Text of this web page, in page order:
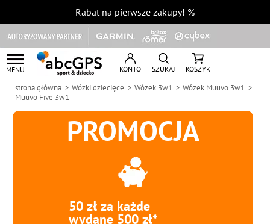
Rabat na pierwsze zakupy! %
MENU KONTO SZUKAJ KOSZYK
strona główna Wózki dziecięce Wózek 3w1
Wózek Muuvo 3w1
Muuvo Five 3w1
PROMOCJA
50 zł za każde
wydane 500 zł*